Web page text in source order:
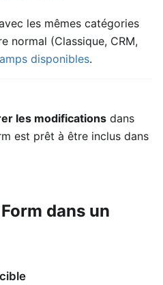
les mêmes catégories
normal (Classique, CRM,
disponibles.
les modifications dans
est prêt à être inclus dans
dans un